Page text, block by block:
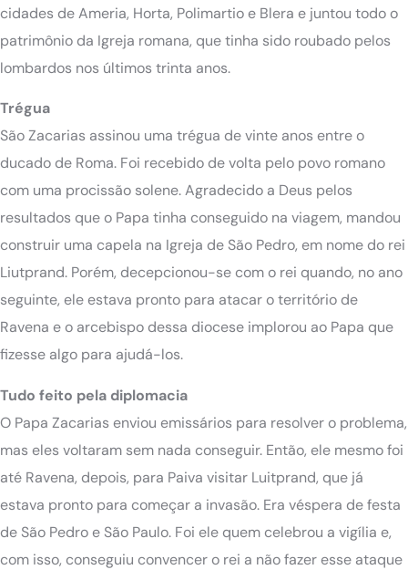
cidades de Ameria, Horta, Polimartio e Blera e juntou todo o
patrimônio da Igreja romana, que tinha sido roubado pelos
lombardos nos últimos trinta anos.
Trégua
São Zacarias assinou uma trégua de vinte anos entre o
ducado de Roma. Foi recebido de volta pelo povo romano
com uma procissão solene. Agradecido a Deus pelos
resultados que o Papa tinha conseguido na viagem, mandou
construir uma capela na Igreja de São Pedro, em nome do rei
Liutprand. Porém, decepcionou-se com o rei quando, no ano
seguinte, ele estava pronto para atacar o território de
Ravena e o arcebispo dessa diocese implorou ao Papa que
fizesse algo para ajudá-los.
Tudo feito pela diplomacia
O Papa Zacarias enviou emissários para resolver o problema,
mas eles voltaram sem nada conseguir. Então, ele mesmo foi
até Ravena, depois, para Paiva visitar Luitprand, que já
estava pronto para começar a invasão. Era véspera de festa
de São Pedro e São Paulo. Foi ele quem celebrou a vigília e,
com isso, conseguiu convencer o rei a não fazer esse ataque